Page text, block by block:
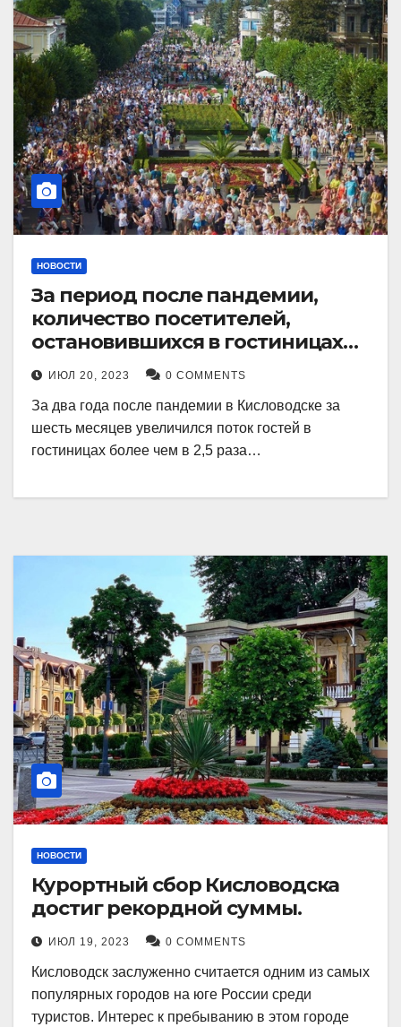
НОВОСТИ
За период после пандемии,
количество посетителей,
остановившихся в гостиницах
Кисловодска, выросло в 2,5 раза.
ИЮЛ 20, 2023 0 COMMENTS
За два года после пандемии в Кисловодске за
шесть месяцев увеличился поток гостей в
гостиницах более чем в 2,5 раза…
НОВОСТИ
Курортный сбор Кисловодска
достиг рекордной суммы.
ИЮЛ 19, 2023 0 COMMENTS
Кисловодск заслуженно считается одним из самых
популярных городов на юге России среди
туристов. Интерес к пребыванию в этом городе